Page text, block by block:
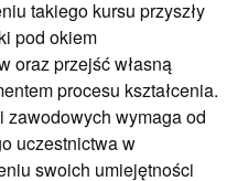
takiego kursu przyszły
pod okiem
oraz przejść własną
procesu kształcenia.
wymaga od
uczestnictwa w
swoich umiejętności